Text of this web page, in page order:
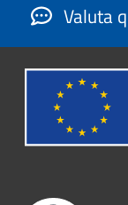
Valuta